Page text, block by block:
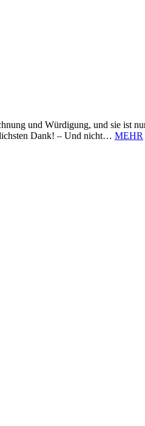
und Würdigung, und sie ist
Dank! – Und nicht… MEHR